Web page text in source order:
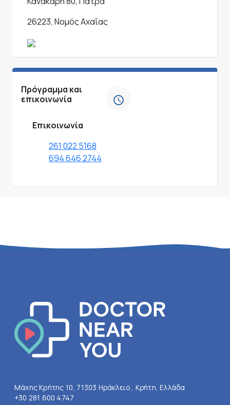
26223, Νομός Αχαΐας
Πρόγραμμα και
επικοινωνία
Επικοινωνία
261 022 5168
694 646 2744
Μάχης Κρήτης 10, 71303 Ηράκλειο , Κρήτη, Ελλάδα
+30 281 600 4747